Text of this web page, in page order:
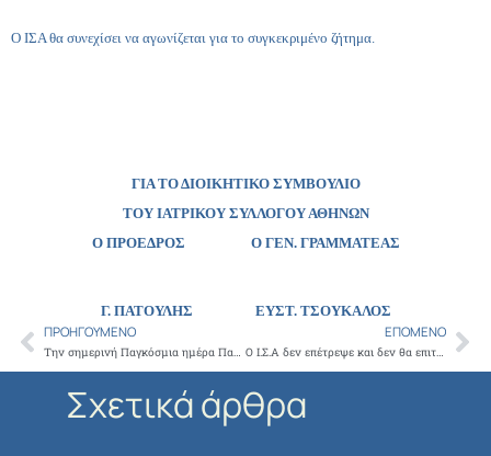
Ο ΙΣΑ θα συνεχίσει να αγωνίζεται για το συγκεκριμένο ζήτημα.
ΓΙΑ ΤΟ ΔΙΟΙΚΗΤΙΚΟ ΣΥΜΒΟΥΛΙΟ
ΤΟΥ ΙΑΤΡΙΚΟΥ ΣΥΛΛΟΓΟΥ ΑΘΗΝΩΝ
Ο ΠΡΟΕΔΡΟΣ Ο ΓΕΝ. ΓΡΑΜΜΑΤΕΑΣ
Γ. ΠΑΤΟΥΛΗΣ ΕΥΣΤ. ΤΣΟΥΚΑΛΟΣ
Prev
ΠΡΟΗΓΟΎΜΕΝΟ
Την σημερινή Παγκόσμια ημέρα Παθολογικής Ανατομικής ,τα Εργαστήρια της χώρας δεν γιορτάζουν αλλά στενάζουν
ΕΠΌΜΕΝΟ
Ο Ι.Σ.Α δεν επέτρεψε και δεν θα επιτρέψει την αλλαγή χρήσης του Αμαλία Φλέμινγκ. Το Νοσοκομείο δεν πρόκειται να κλείσει
Σχετικά άρθρα